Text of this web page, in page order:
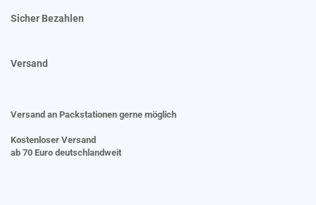
Sicher Bezahlen
Versand
Versand an Packstationen gerne möglich
Kostenloser Versand
ab 70 Euro deutschlandweit